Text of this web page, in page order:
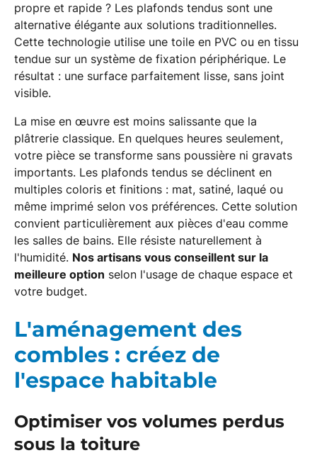
propre et rapide ? Les plafonds tendus sont une
alternative élégante aux solutions traditionnelles.
Cette technologie utilise une toile en PVC ou en tissu
tendue sur un système de fixation périphérique. Le
résultat : une surface parfaitement lisse, sans joint
visible.
La mise en œuvre est moins salissante que la
plâtrerie classique. En quelques heures seulement,
votre pièce se transforme sans poussière ni gravats
importants. Les plafonds tendus se déclinent en
multiples coloris et finitions : mat, satiné, laqué ou
même imprimé selon vos préférences. Cette solution
convient particulièrement aux pièces d'eau comme
les salles de bains. Elle résiste naturellement à
l'humidité. Nos artisans vous conseillent sur la
meilleure option selon l'usage de chaque espace et
votre budget.
L'aménagement des
combles : créez de
l'espace habitable
Optimiser vos volumes perdus
sous la toiture